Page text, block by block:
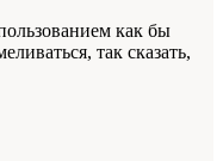
как бы
так сказать,